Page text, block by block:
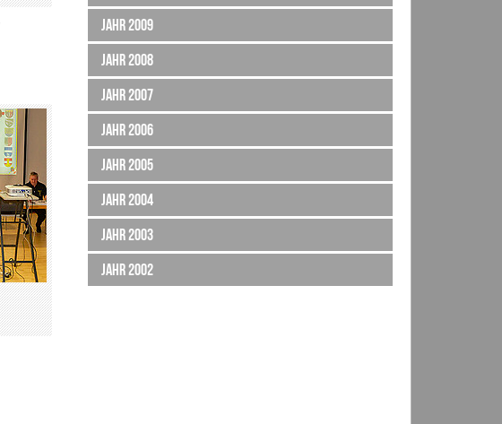
Jahr 2009
Jahr 2008
Jahr 2007
Jahr 2006
Jahr 2005
Jahr 2004
Jahr 2003
Jahr 2002